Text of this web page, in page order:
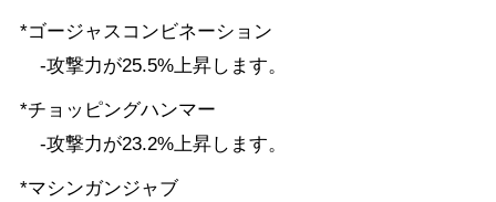
*ゴージャスコンビネーション
-攻撃力が25.5%上昇します。
*チョッピングハンマー
-攻撃力が23.2%上昇します。
*マシンガンジャブ